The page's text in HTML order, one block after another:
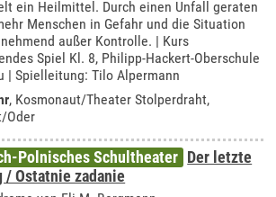
ein Heilmittel. Durch einen Unfall geraten
Menschen in Gefahr und die Situation
außer Kontrolle. | Kurs
Spiel Kl. 8, Philipp-Hackert-Oberschule
| Spielleitung: Tilo Alpermann
, Kosmonaut/Theater Stolperdraht,
Oder
Polnisches Schultheater Der letzte
/ Ostatnie zadanie